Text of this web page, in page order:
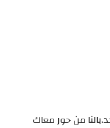
من حور معاك